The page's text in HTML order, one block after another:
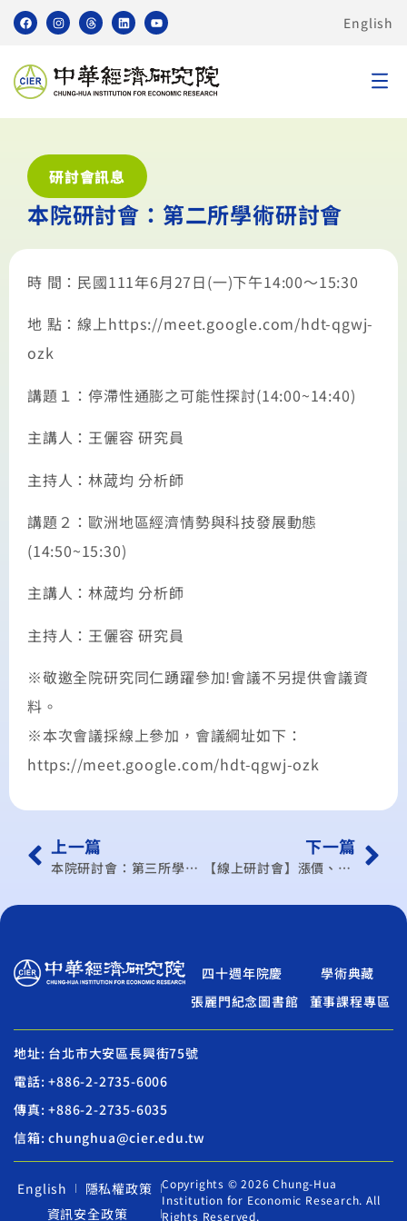
English
研討會訊息
本院研討會：第二所學術研討會
時 間：民國111年6月27日(一)下午14:00～15:30
地 點：線上https://meet.google.com/hdt-qgwj-
ozk
講題１：停滯性通膨之可能性探討(14:00~14:40)
主講人：王儷容 研究員
主持人：林蒧均 分析師
講題２：歐洲地區經濟情勢與科技發展動態
(14:50~15:30)
主講人：林蒧均 分析師
主持人：王儷容 研究員
※敬邀全院研究同仁踴躍參加!會議不另提供會議資
料。
※本次會議採線上參加，會議綱址如下：
https://meet.google.com/hdt-qgwj-ozk
上一篇
本院研討會：第三所學術研討會
下一篇
【線上研討會】漲價、去庫存壓力暨地緣政治風險下的台灣產業—2022上半年台灣採購經理人展望研討會
四十週年院慶
學術典藏
張麗門紀念圖書館
董事課程專區
地址: 台北市大安區長興街75號
電話: +886-2-2735-6006
傳真: +886-2-2735-6035
信箱: chunghua@cier.edu.tw
English
隱私權政策
資訊安全政策
Copyrights © 2026 Chung-Hua
Institution for Economic Research. All
Rights Reserved.